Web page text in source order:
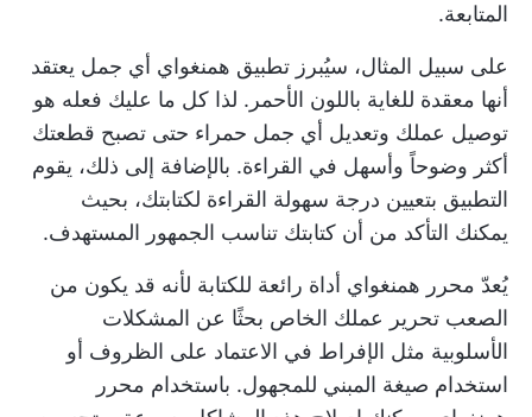
المتابعة.
على سبيل المثال، سيُبرز تطبيق همنغواي أي جمل يعتقد
أنها معقدة للغاية باللون الأحمر. لذا كل ما عليك فعله هو
توصيل عملك وتعديل أي جمل حمراء حتى تصبح قطعتك
أكثر وضوحاً وأسهل في القراءة. بالإضافة إلى ذلك، يقوم
التطبيق بتعيين درجة سهولة القراءة لكتابتك، بحيث
يمكنك التأكد من أن كتابتك تناسب الجمهور المستهدف.
يُعدّ محرر همنغواي أداة رائعة للكتابة لأنه قد يكون من
الصعب تحرير عملك الخاص بحثًا عن المشكلات
الأسلوبية مثل الإفراط في الاعتماد على الظروف أو
استخدام صيغة المبني للمجهول. باستخدام محرر